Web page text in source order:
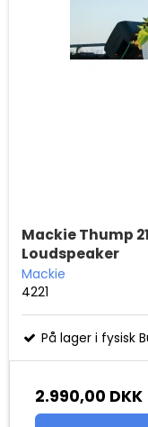
Mackie Thump
Loudspeaker
Mackie
4221
På lager i fysisk
2.990,00 DKK